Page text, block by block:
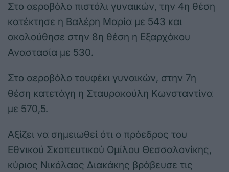
Στο αεροβόλο πιστόλι γυναικών, την 4η θέση
κατέκτησε η Βαλέρη Μαρία με 543 και
ακολούθησε στην 8η θέση η Εξαρχάκου
Αναστασία με 530.
Στο αεροβόλο τουφέκι γυναικών, στην 7η
θέση κατετάγη η Σταυρακούλη Κωνσταντίνα
με 570,5.
Αξίζει να σημειωθεί ότι ο πρόεδρος του
Εθνικού Σκοπευτικού Ομίλου Θεσσαλονίκης,
κύριος Νικόλαος Διακάκης βράβευσε τις